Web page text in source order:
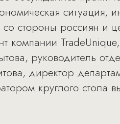
ситуация,
стороны россиян и
компании
руководитель
директор
круглого стола